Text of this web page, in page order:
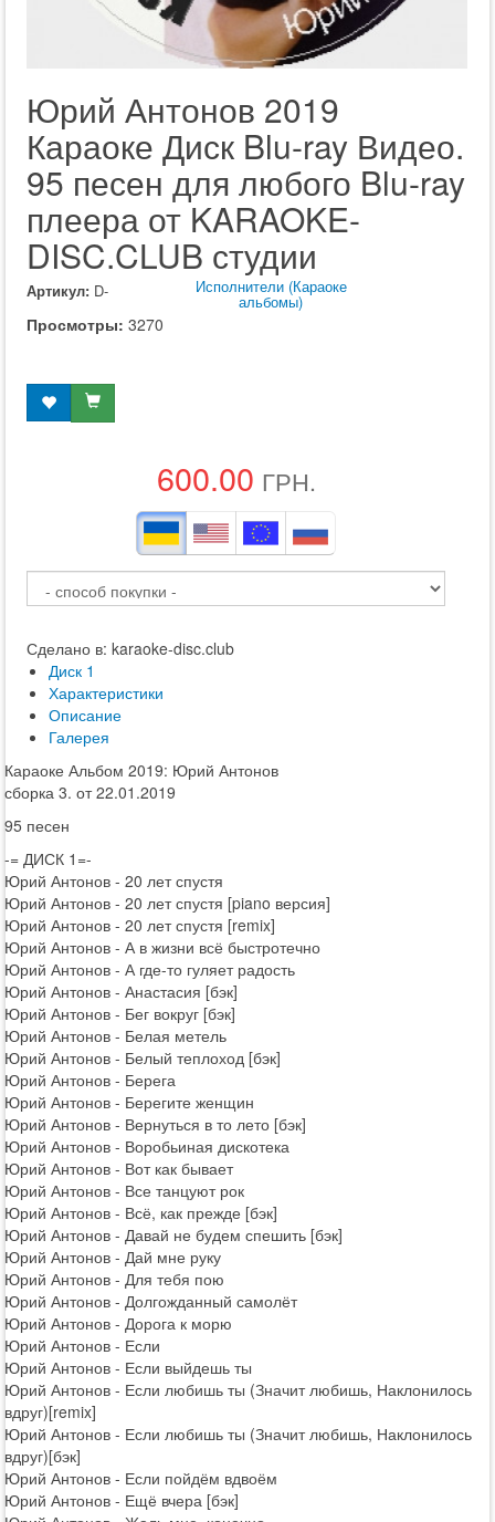
Юрий Антонов 2019
Караоке Диск Blu-ray Видео.
95 песен для любого Blu-ray
плеера от KARAOKE-
DISC.CLUB студии
Артикул: D- Исполнители (Караоке
альбомы)
Просмотры: 3270
600.00 ГРН.
Сделано в: karaoke-disc.club
Диск 1
Характеристики
Описание
Галерея
Караоке Альбом 2019: Юрий Антонов
сборка 3. от 22.01.2019
95 песен
-= ДИСК 1=-
Юрий Антонов - 20 лет спустя
Юрий Антонов - 20 лет спустя [piano версия]
Юрий Антонов - 20 лет спустя [remix]
Юрий Антонов - А в жизни всё быстротечно
Юрий Антонов - А где-то гуляет радость
Юрий Антонов - Анастасия [бэк]
Юрий Антонов - Бег вокруг [бэк]
Юрий Антонов - Белая метель
Юрий Антонов - Белый теплоход [бэк]
Юрий Антонов - Берега
Юрий Антонов - Берегите женщин
Юрий Антонов - Вернуться в то лето [бэк]
Юрий Антонов - Воробьиная дискотека
Юрий Антонов - Вот как бывает
Юрий Антонов - Все танцуют рок
Юрий Антонов - Всё, как прежде [бэк]
Юрий Антонов - Давай не будем спешить [бэк]
Юрий Антонов - Дай мне руку
Юрий Антонов - Для тебя пою
Юрий Антонов - Долгожданный самолёт
Юрий Антонов - Дорога к морю
Юрий Антонов - Если
Юрий Антонов - Если выйдешь ты
Юрий Антонов - Если любишь ты (Значит любишь, Наклонилось
вдруг)[remix]
Юрий Антонов - Если любишь ты (Значит любишь, Наклонилось
вдруг)[бэк]
Юрий Антонов - Если пойдём вдвоём
Юрий Антонов - Ещё вчера [бэк]